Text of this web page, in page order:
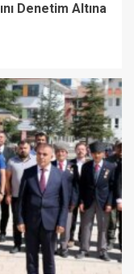
Denetim Altına